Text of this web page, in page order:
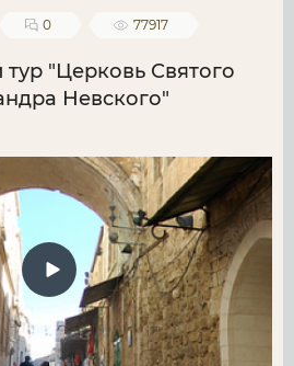
0 77917
"Церковь Святого
Невского"